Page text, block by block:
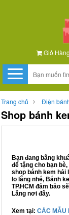
Giỏ Hàng
Trang chủ Điện
Shop bánh
Bạn đang bâng
để tặng cho bạn
shop bánh kem
lo lắng nhé, Bánh
TP.HCM đảm bảo
Lăng nơi đây.
Xem tại: CÁC MẪU